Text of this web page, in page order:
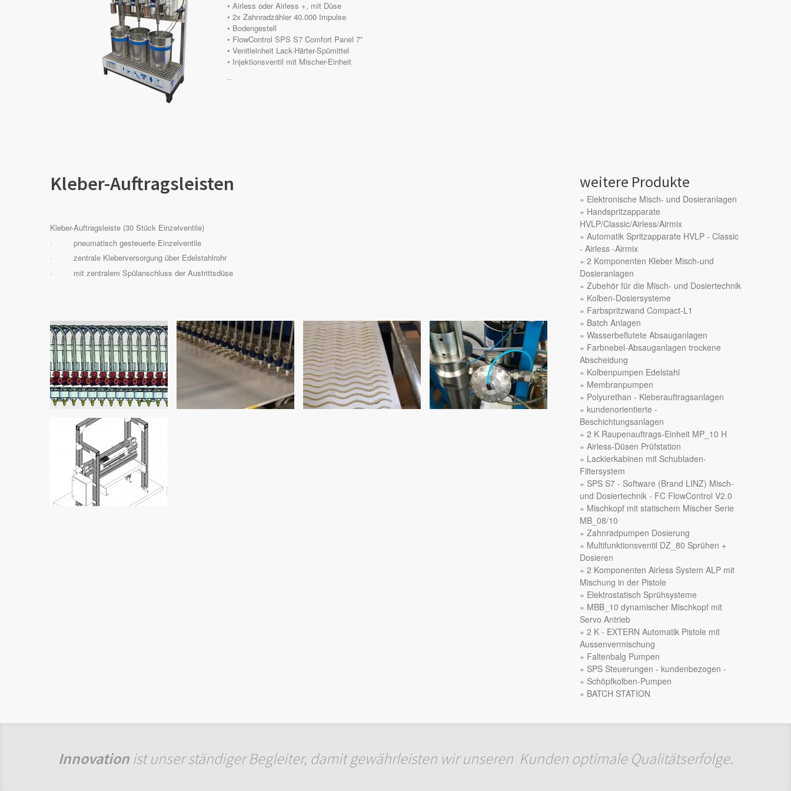
• Airless oder Airless +, mit Düse
• 2x Zahnradzähler 40.000 Impulse
• Bodengestell
• FlowControl SPS S7 Comfort Panel 7”
• Venitleinheit Lack-Härter-Spümittel
• Injektionsventil mit Mischer-Einheit
..
Kleber-Auftragsleisten
Kleber-Auftragsleiste (30 Stück Einzelventile)
· pneumatisch gesteuerte Einzelventile
· zentrale Kleberversorgung über Edelstahlrohr
· mit zentralem Spülanschluss der Austrittsdüse
weitere Produkte
Elektronische Misch- und Dosieranlagen
Handspritzapparate
HVLP/Classic/Airless/Airmix
Automatik Spritzapparate HVLP - Classic
- Airless -Airmix
2 Komponenten Kleber Misch-und
Dosieranlagen
Zubehör für die Misch- und Dosiertechnik
Kolben-Dosiersysteme
Farbspritzwand Compact-L1
Batch Anlagen
Wasserbeflutete Absauganlagen
Farbnebel-Absauganlagen trockene
Abscheidung
Kolbenpumpen Edelstahl
Membranpumpen
Polyurethan - Kleberauftragsanlagen
kundenorientierte -
Beschichtungsanlagen
2 K Raupenauftrags-Einheit MP_10 H
Airless-Düsen Prüfstation
Lackierkabinen mit Schubladen-
Filtersystem
SPS S7 - Software (Brand LINZ) Misch-
und Dosiertechnik - FC FlowControl V2.0
Mischkopf mit statischem Mischer Serie
MB_08/10
Zahnradpumpen Dosierung
Multifunktionsventil DZ_80 Sprühen +
Dosieren
2 Komponenten Airless System ALP mit
Mischung in der Pistole
Elektrostatisch Sprühsysteme
MBB_10 dynamischer Mischkopf mit
Servo Antrieb
2 K - EXTERN Automatik Pistole mit
Aussenvermischung
Faltenbalg Pumpen
SPS Steuerungen - kundenbezogen -
Schöpfkolben-Pumpen
BATCH STATION
Innovationist unser ständiger Begleiter, damit gewährleisten wir unseren Kunden optimale Qualitätserfolge.